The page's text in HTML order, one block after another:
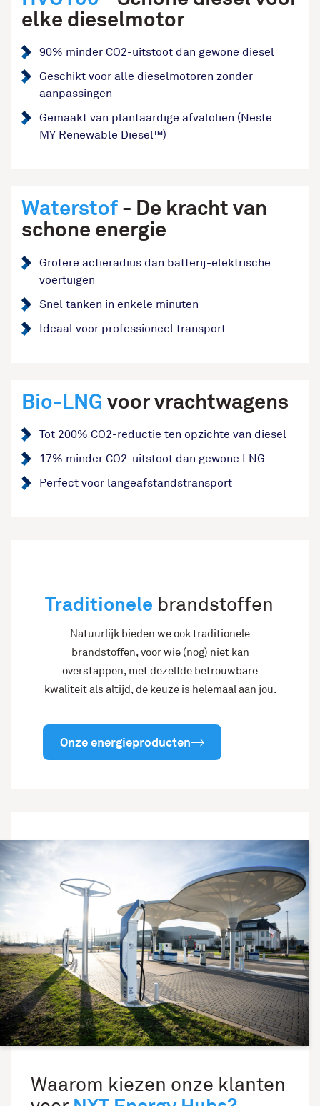
elke dieselmotor
90% minder CO2-uitstoot dan gewone diesel
Geschikt voor alle dieselmotoren zonder
aanpassingen
Gemaakt van plantaardige afvaloliën (Neste
MY Renewable Diesel™)
Waterstof- De kracht van
schone energie
Grotere actieradius dan batterij-elektrische
voertuigen
Snel tanken in enkele minuten
Ideaal voor professioneel transport
Bio-LNG voor vrachtwagens
Tot 200% CO2-reductie ten opzichte van diesel
17% minder CO2-uitstoot dan gewone LNG
Perfect voor langeafstandstransport
Traditionele brandstoffen
Natuurlijk bieden we ook traditionele
brandstoffen, voor wie (nog) niet kan
overstappen, met dezelfde betrouwbare
kwaliteit als altijd, de keuze is helemaal aan jou.
Onze energieproducten
Waarom kiezen onze klanten